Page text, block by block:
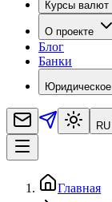
Курсы валют
О проекте
Блог
Банки
Юридическое
RU
Главная